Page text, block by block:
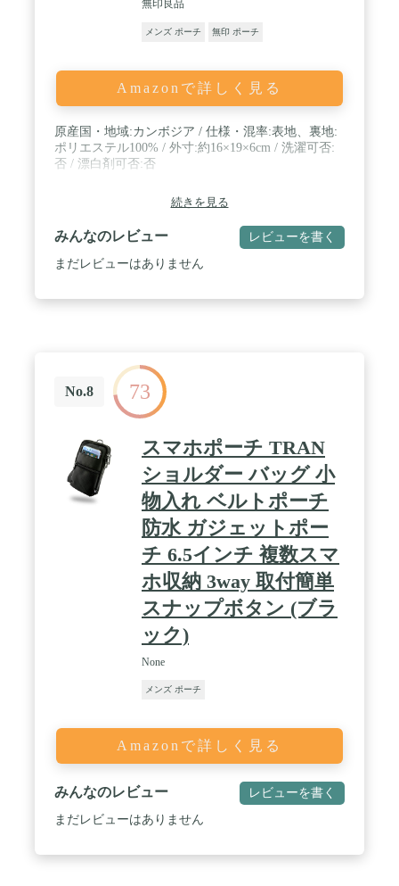
無印良品
メンズ ポーチ 無印 ポーチ
Amazonで詳しく見る
原産国・地域:カンボジア / 仕様・混率:表地、裏地:
ポリエステル100% / 外寸:約16×19×6cm / 洗濯可否:
否 / 漂白剤可否:否
続きを見る
みんなのレビュー レビューを書く
まだレビューはありません
No.8 73
スマホポーチ TRAN
ショルダー バッグ 小
物入れ ベルトポーチ
防水 ガジェットポー
チ 6.5インチ 複数スマ
ホ収納 3way 取付簡単
スナップボタン (ブラ
ック)
None
メンズ ポーチ
Amazonで詳しく見る
みんなのレビュー レビューを書く
まだレビューはありません